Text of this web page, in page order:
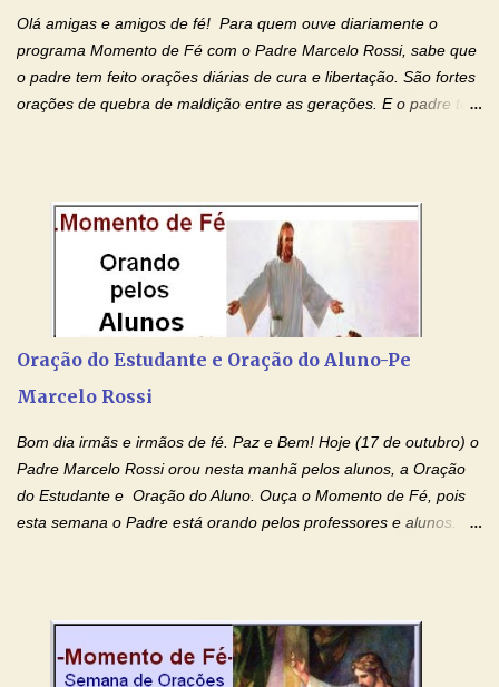
Olá amigas e amigos de fé! Para quem ouve diariamente o
programa Momento de Fé com o Padre Marcelo Rossi, sabe que
o padre tem feito orações diárias de cura e libertação. São fortes
orações de quebra de maldição entre as gerações. E o padre tem
por estas valiosas orações. Tenham um lindo fim de semana na
paz de Jesus Cristo e no amor de Maria Santíssima. Adriana-
Devoção e Fé Clique para acessar: Facebook Padre Marcelo
Rossi Site Padre Marcelo Rossi (para ouvir o Momento de Fé)
Tocai, Cura! E Restaura! "Jesus, no poder de Seu Nome, peço
gerações, através de todas as raízes da minha árvore
genealógica. Que o Sangue de Jesus, purificador e vivificante,
Oração do Estudante e Oração do Aluno-Pe
Marcelo Rossi
Bom dia irmãs e irmãos de fé. Paz e Bem! Hoje (17 de outubro) o
Padre Marcelo Rossi orou nesta manhã pelos alunos, a Oração
do Estudante e Oração do Aluno. Ouça o Momento de Fé, pois
esta semana o Padre está orando pelos professores e alunos.
intelectualmente e espiritualmente para o dia da prova. Confie no
amor Ágape de Jesus e no amor materno de Nossa Senhora.
Fique com a paz de Jesus e o amor de Maria! Adriana-Devoção e